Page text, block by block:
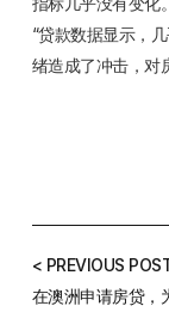
“贷款数据显示，
绪造成了冲击，对
< PREVIOUS